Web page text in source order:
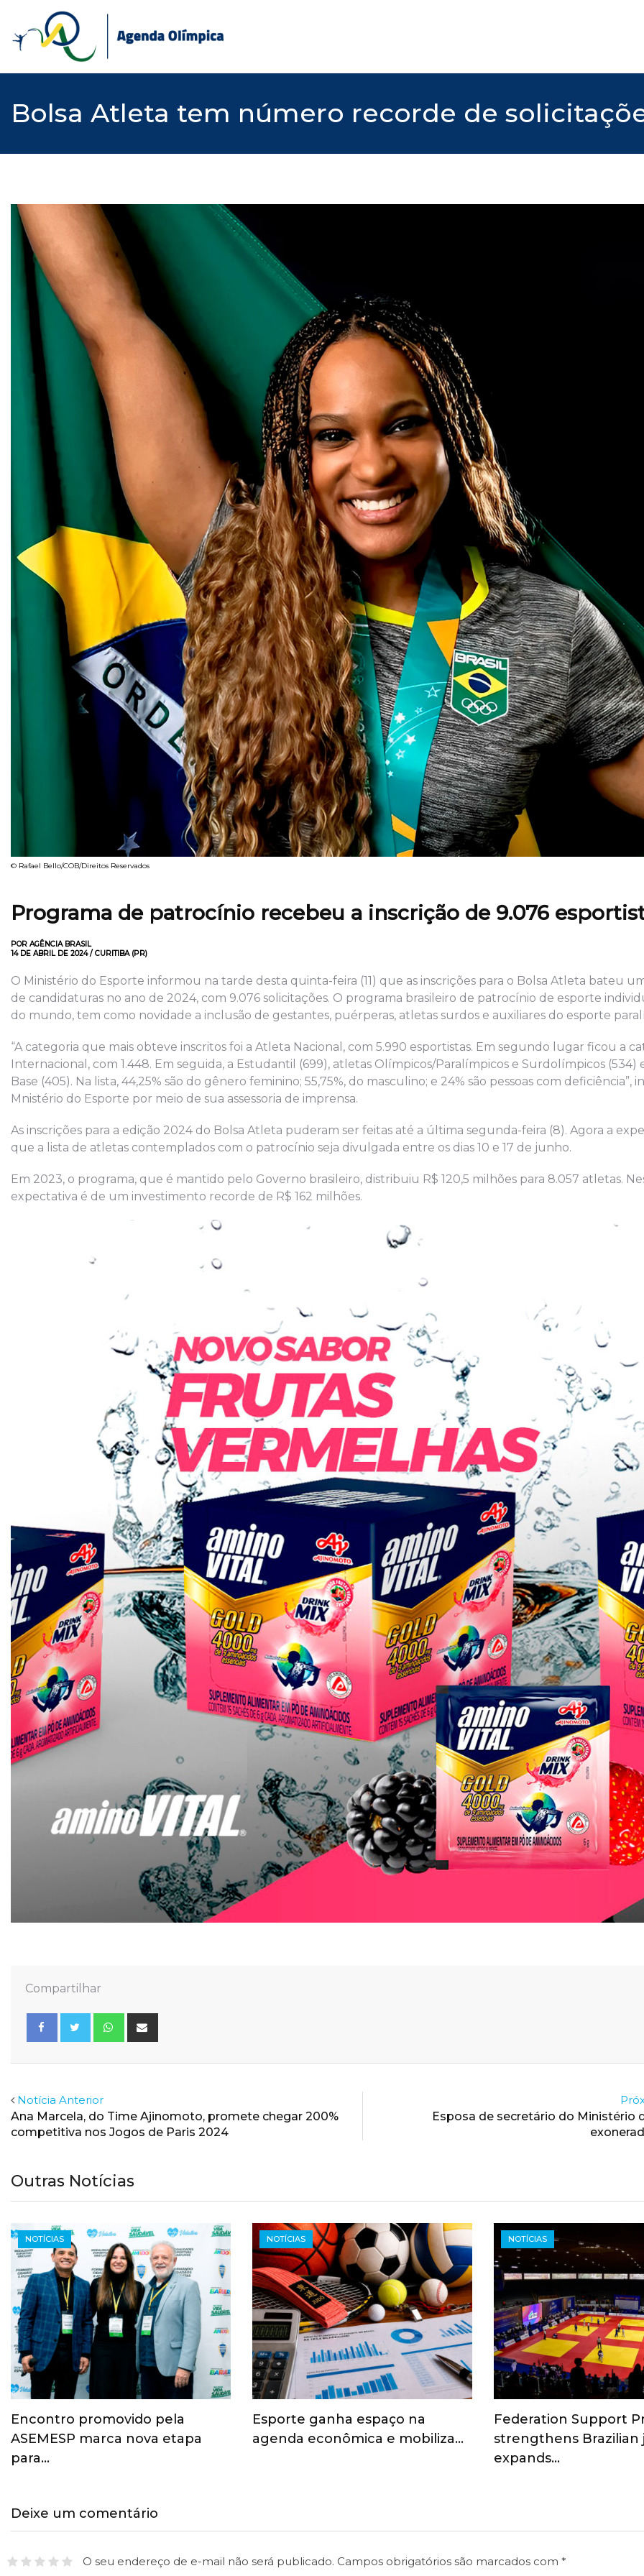
content
Bolsa Atleta tem número recorde de
© Rafael Bello/COB/Direitos Reservados
Programa de patrocínio recebeu a inscrição de 9.076
POR AGÊNCIA BRASIL
14 DE ABRIL DE 2024 / CURITIBA (PR)
O Ministério do Esporte informou na tarde desta quinta-feira (11) que as inscrições para o Bolsa Atleta bateu
de candidaturas no ano de 2024, com 9.076 solicitações. O programa brasileiro de patrocínio de esporte
do mundo, tem como novidade a inclusão de gestantes, puérperas, atletas surdos e auxiliares do esporte
“A categoria que mais obteve inscritos foi a Atleta Nacional, com 5.990 esportistas. Em segundo lugar ficou a
Internacional, com 1.448. Em seguida, a Estudantil (699), atletas Olímpicos/Paralímpicos e Surdolímpicos (534)
Base (405). Na lista, 44,25% são do gênero feminino; 55,75%, do masculino; e 24% são pessoas com deficiência”,
Mnistério do Esporte por meio de sua assessoria de imprensa.
As inscrições para a edição 2024 do Bolsa Atleta puderam ser feitas até a última segunda-feira (8). Agora a
que a lista de atletas contemplados com o patrocínio seja divulgada entre os dias 10 e 17 de junho.
Em 2023, o programa, que é mantido pelo Governo brasileiro, distribuiu R$ 120,5 milhões para 8.057 atletas.
expectativa é de um investimento recorde de R$ 162 milhões.
Compartilhar
Whatsapp
Notícia Anterior
Ana Marcela, do Time Ajinomoto, promete chegar 200%
competitiva nos Jogos de Paris 2024
Esposa de secretário do Ministério
Outras Notícias
NOTÍCIAS
Encontro promovido pela
ASEMESP marca nova etapa
para…
NOTÍCIAS
Esporte ganha espaço na
agenda econômica e mobiliza…
NOTÍCIAS
Federation Support
strengthens Brazilian
expands…
Deixe um comentário
O seu endereço de e-mail não será publicado. Campos obrigatórios são marcados com *